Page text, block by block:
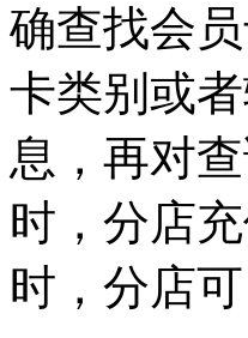
确查找会
卡类别或
息，再对
时，分店
时，分店